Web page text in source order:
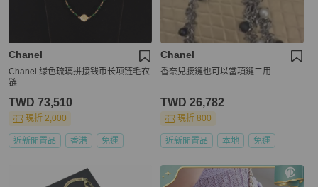
Chanel
Chanel 绿色琉璃拼接钱币长项链毛衣
链
TWD 73,510
現折 2,000
近新閒置品 香港 免運
Chanel
香奈兒腰鏈也可以當項鏈二用
TWD 26,782
現折 800
近新閒置品 本地 免運